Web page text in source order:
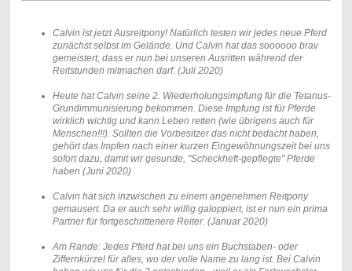
Calvin ist jetzt Ausreitpony! Natürlich testen wir jedes neue Pferd
zunächst selbst im Gelände. Und Calvin hat das soooooo brav
gemeistert, dass er nun bei unseren Ausritten während der
Reitstunden mitmachen darf. (Juli 2020)
Heute hat Calvin seine 2. Wiederholungsimpfung für die Tetanus-
Grundimmunisierung bekommen. Diese Impfung ist für Pferde
wirklich wichtig und kann Leben retten (wie übrigens auch für
Menschen!!!). Sollten die Vorbesitzer das nicht bedacht haben,
gehört das Impfen nach einer kurzen Eingewöhnungszeit bei uns
sofort dazu, damit wir gesunde, "Scheckheft-gepflegte" Pferde
haben (Juni 2020)
Calvin hat sich inzwischen zu einem angenehmen Reitpony
gemausert. Da er auch sehr willig galoppiert, ist er nun ein prima
Partner für fortgeschrittenere Reiter. (Januar 2020)
Am Rande: Jedes Pferd hat bei uns ein Buchstaben- oder
Ziffernkürzel für alles, wo der volle Name zu lang ist. Bei Calvin